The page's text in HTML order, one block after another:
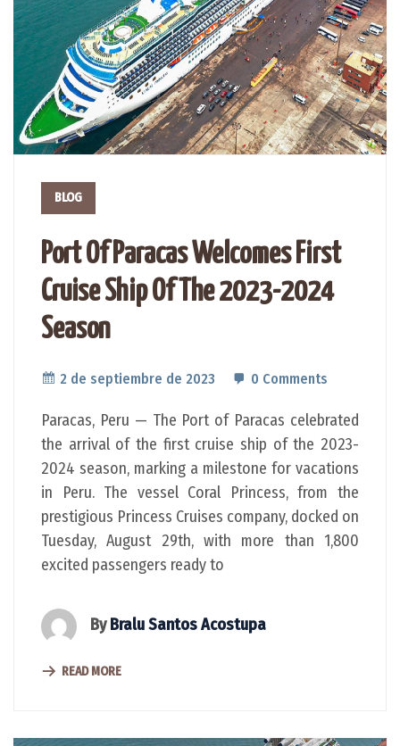
BLOG
Port Of Paracas Welcomes First
Cruise Ship Of The 2023-2024
Season
2 de septiembre de 2023 0 Comments
Paracas, Peru — The Port of Paracas celebrated
the arrival of the first cruise ship of the 2023-
2024 season, marking a milestone for vacations
in Peru. The vessel Coral Princess, from the
prestigious Princess Cruises company, docked on
Tuesday, August 29th, with more than 1,800
excited passengers ready to
ByBralu Santos Acostupa
READ MORE